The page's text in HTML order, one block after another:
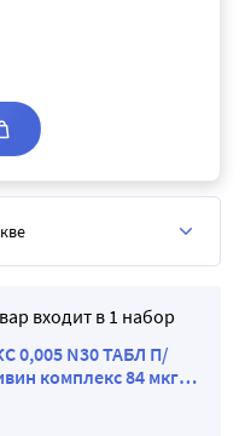
входит в 1 набор
0,005 N30 ТАБЛ П/
комплекс 84 мкг/
спрей назальный